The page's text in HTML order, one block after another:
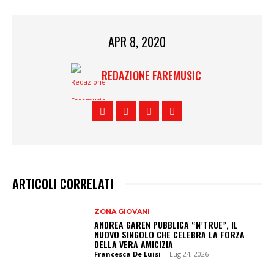
APR 8, 2020
REDAZIONE FAREMUSIC
ARTICOLI CORRELATI
ZONA GIOVANI
ANDREA GAREN PUBBLICA “N’TRUE”, IL
NUOVO SINGOLO CHE CELEBRA LA FORZA
DELLA VERA AMICIZIA
Francesca De Luisi - Lug 24, 2026